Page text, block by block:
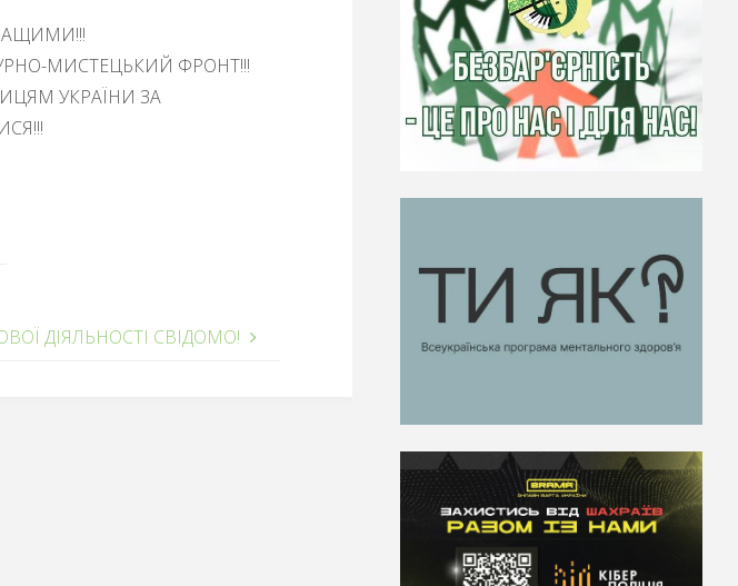
МИСТЕЦЬКИЙ ФРОНТ!!!
УКРАЇНИ ЗА
ДІЯЛЬНОСТІ СВІДОМО!